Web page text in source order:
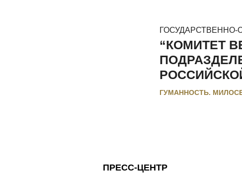
“КОМИТЕТ
ГУМАННОСТЬ.
ПРЕСС-ЦЕНТР